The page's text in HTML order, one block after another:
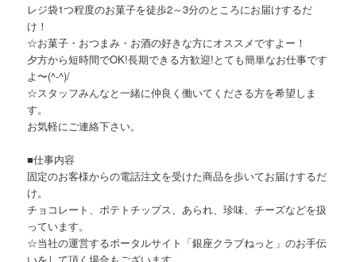
レジ袋1つ程度のお菓子を徒歩2～3分のところにお届けするだ
け！
☆お菓子・おつまみ・お酒の好きな方にオススメですよー！
夕方から短時間でOK!長期できる方歓迎!とても簡単なお仕事です
よ〜(^-^)/
☆スタッフみんなと一緒に仲良く働いてくださる方を希望しま
す。
お気軽にご連絡下さい。
■仕事内容
固定のお客様からの電話注文を受けた商品を歩いてお届けするだ
け。
チョコレート、ポテトチップス、あられ、珍味、チーズなどを扱
っています。
☆当社の運営するポータルサイト「銀座クラブねっと」のお手伝